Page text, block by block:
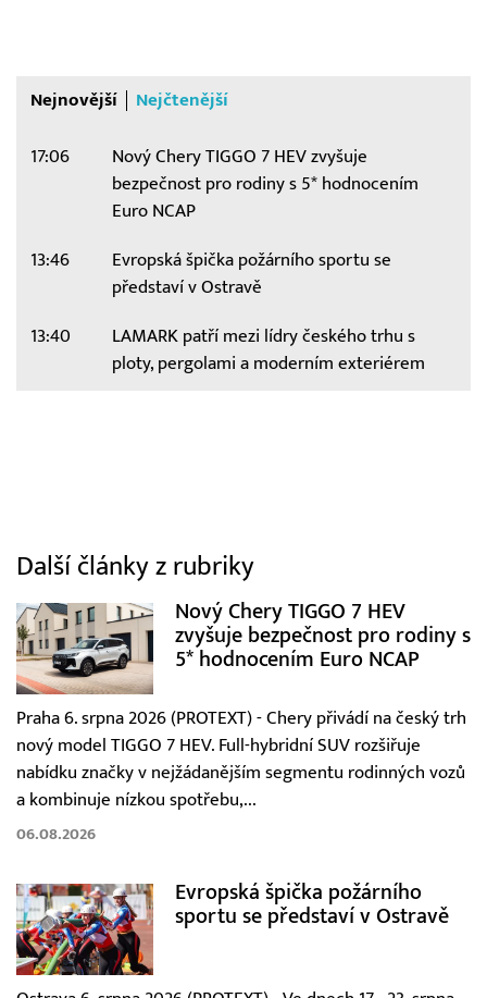
Nejnovější Nejčtenější
17:06
Nový Chery TIGGO 7 HEV zvyšuje
bezpečnost pro rodiny s 5* hodnocením
Euro NCAP
13:46
Evropská špička požárního sportu se
představí v Ostravě
13:40
LAMARK patří mezi lídry českého trhu s
ploty, pergolami a moderním exteriérem
Další články z rubriky
Nový Chery TIGGO 7 HEV
zvyšuje bezpečnost pro rodiny s
5* hodnocením Euro NCAP
Praha 6. srpna 2026 (PROTEXT) - Chery přivádí na český trh
nový model TIGGO 7 HEV. Full-hybridní SUV rozšiřuje
nabídku značky v nejžádanějším segmentu rodinných vozů
a kombinuje nízkou spotřebu,...
06.08.2026
Evropská špička požárního
sportu se představí v Ostravě